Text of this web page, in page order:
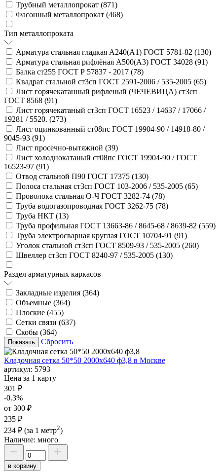
Трубный металлопрокат (871)
Фасонный металлопрокат (468)
Тип металлопроката
Арматура стальная гладкая А240(А1) ГОСТ 5781-82 (130)
Арматура стальная рифлёная А500(А3) ГОСТ 34028 (91)
Балка ст255 ГОСТ Р 57837 - 2017 (78)
Квадрат стальной ст3сп ГОСТ 2591-2006 / 535-2005 (65)
Лист горячекатанный рифленый (ЧЕЧЕВИЦА) ст3сп
ГОСТ 8568 (91)
Лист горячекатаный ст3сп ГОСТ 16523 / 14637 / 17066 /
19281 / 5520. (273)
Лист оцинкованный ст08пс ГОСТ 19904-90 / 14918-80 /
9045-93 (91)
Лист просечно-вытяжной (39)
Лист холоднокатаный ст08пс ГОСТ 19904-90 / ГОСТ
16523-97 (91)
Отвод стальной П90 ГОСТ 17375 (130)
Полоса стальная ст3сп ГОСТ 103-2006 / 535-2005 (65)
Проволока стальная О-Ч ГОСТ 3282-74 (78)
Труба водогазопроводная ГОСТ 3262-75 (78)
Труба НКТ (13)
Труба профильная ГОСТ 13663-86 / 8645-68 / 8639-82 (559)
Труба электросварная круглая ГОСТ 10704-91 (91)
Уголок стальной ст3сп ГОСТ 8509-93 / 535-2005 (260)
Швеллер ст3сп ГОСТ 8240-97 / 535-2005 (130)
Раздел арматурных каркасов
Закладные изделия (364)
Объемные (364)
Плоские (455)
Сетки связи (637)
Скобы (364)
Сбросить
Кладочная сетка 50*50 2000х640 ф3,8 в Москве
артикул: 5793
Цена за 1 карту
301 ₽
-0.3%
от 300 ₽
235 ₽
234 ₽ (за 1 метр2)
Наличие: много
в корзину